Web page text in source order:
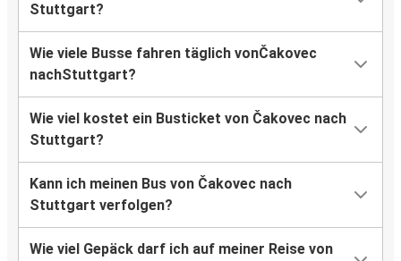
Stuttgart?
Wie viele Busse fahren täglich vonČakovec
nachStuttgart?
Wie viel kostet ein Busticket von Čakovec nach
Stuttgart?
Kann ich meinen Bus von Čakovec nach
Stuttgart verfolgen?
Wie viel Gepäck darf ich auf meiner Reise von